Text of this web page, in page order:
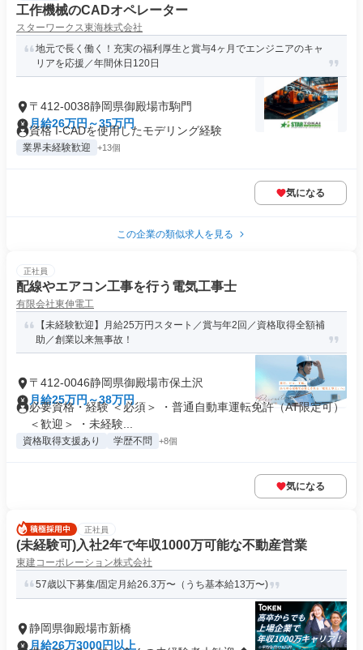
工作機械のCADオペレーター
スターワークス東海株式会社
地元で長く働く！充実の福利厚生と賞与4ヶ月でエンジニアのキャ
リアを応援／年間休日120日
〒412-0038静岡県御殿場市駒門
月給26万円～35万円
資格 I-CADを使用したモデリング経験
業界未経験歓迎 +13個
気になる
この企業の類似求人を見る
正社員
配線やエアコン工事を行う電気工事士
有限会社東伸電工
【未経験歓迎】月給25万円スタート／賞与年2回／資格取得全額補
助／創業以来無事故！
〒412-0046静岡県御殿場市保土沢
月給25万円～38万円
必要資格・経験 ＜必須＞ ・普通自動車運転免許（AT限定可）
＜歓迎＞ ・未経験...
資格取得支援あり 学歴不問 +8個
気になる
正社員
(未経験可)入社2年で年収1000万可能な不動産営業
東建コーポレーション株式会社
57歳以下募集/固定月給26.3万〜（うち基本給13万〜)
静岡県御殿場市新橋
月給26万3000円以上